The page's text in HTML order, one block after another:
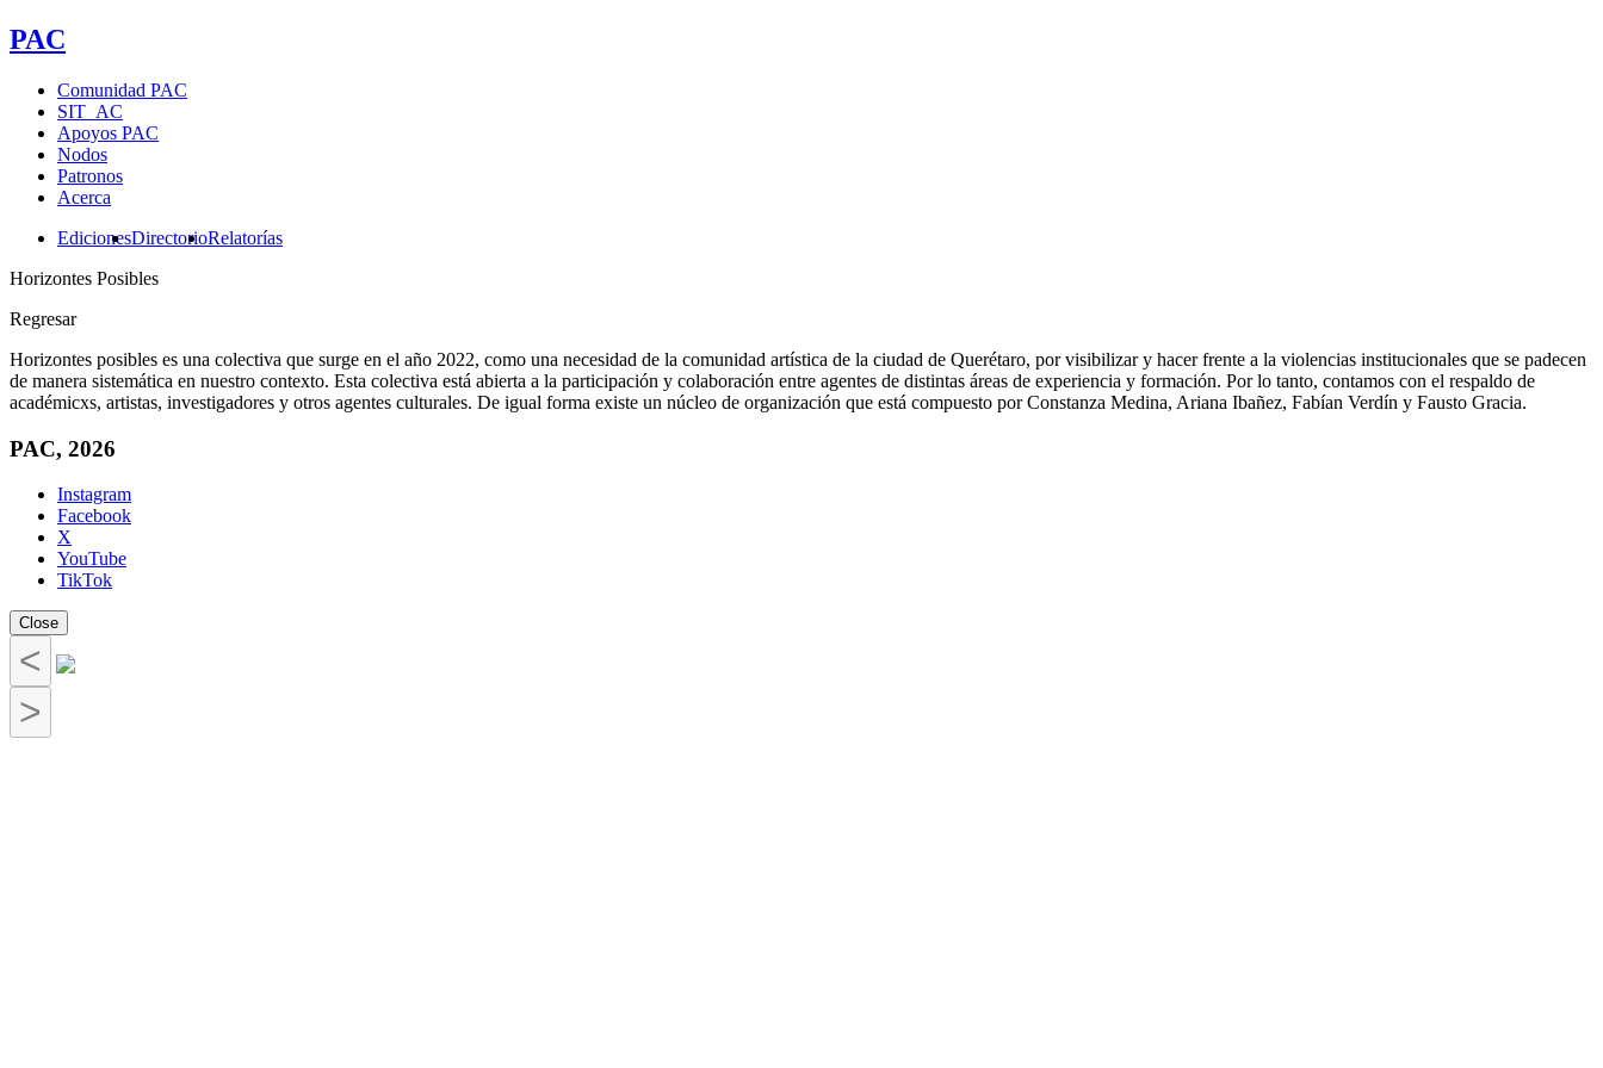
PAC
Comunidad PAC
SIT_AC
Apoyos PAC
Nodos
Patronos
Acerca
EdicionesDirectorioRelatorías
Horizontes Posibles
Regresar
Horizontes posibles es una colectiva que surge en el año 2022, como una necesidad de la comunidad artística de la ciudad de Querétaro, por visibilizar y hacer frente a la violencias institucionales que se padecen
de manera sistemática en nuestro contexto. Esta colectiva está abierta a la participación y colaboración entre agentes de distintas áreas de experiencia y formación. Por lo tanto, contamos con el respaldo de
académicxs, artistas, investigadores y otros agentes culturales. De igual forma existe un núcleo de organización que está compuesto por Constanza Medina, Ariana Ibañez, Fabían Verdín y Fausto Gracia.
PAC, 2026
Instagram
Facebook
X
YouTube
TikTok
Close
<
>